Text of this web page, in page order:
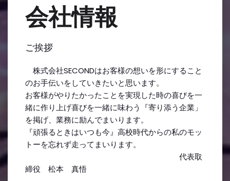
会社情報
ご挨拶
株式会社SECONDはお客様の想いを形にすること
のお手伝いをしていきたいと思います。
お客様がやりたかったことを実現した時の喜びを一
緒に作り上げ喜びを一緒に味わう『寄り添う企業」
を掲げ、業務に励んでまいります。
『頑張るときはいつも今』高校時代からの私のモッ
トーを忘れず走ってまいります。
代表取
締役 松本 真悟